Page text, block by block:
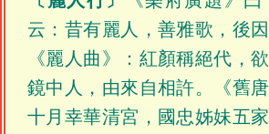
云：昔有麗人，善雅歌，後
《麗人曲》：紅顏稱絕代，
鏡中人，由來自相許。《舊
十月幸華清宮，國忠姊妹五